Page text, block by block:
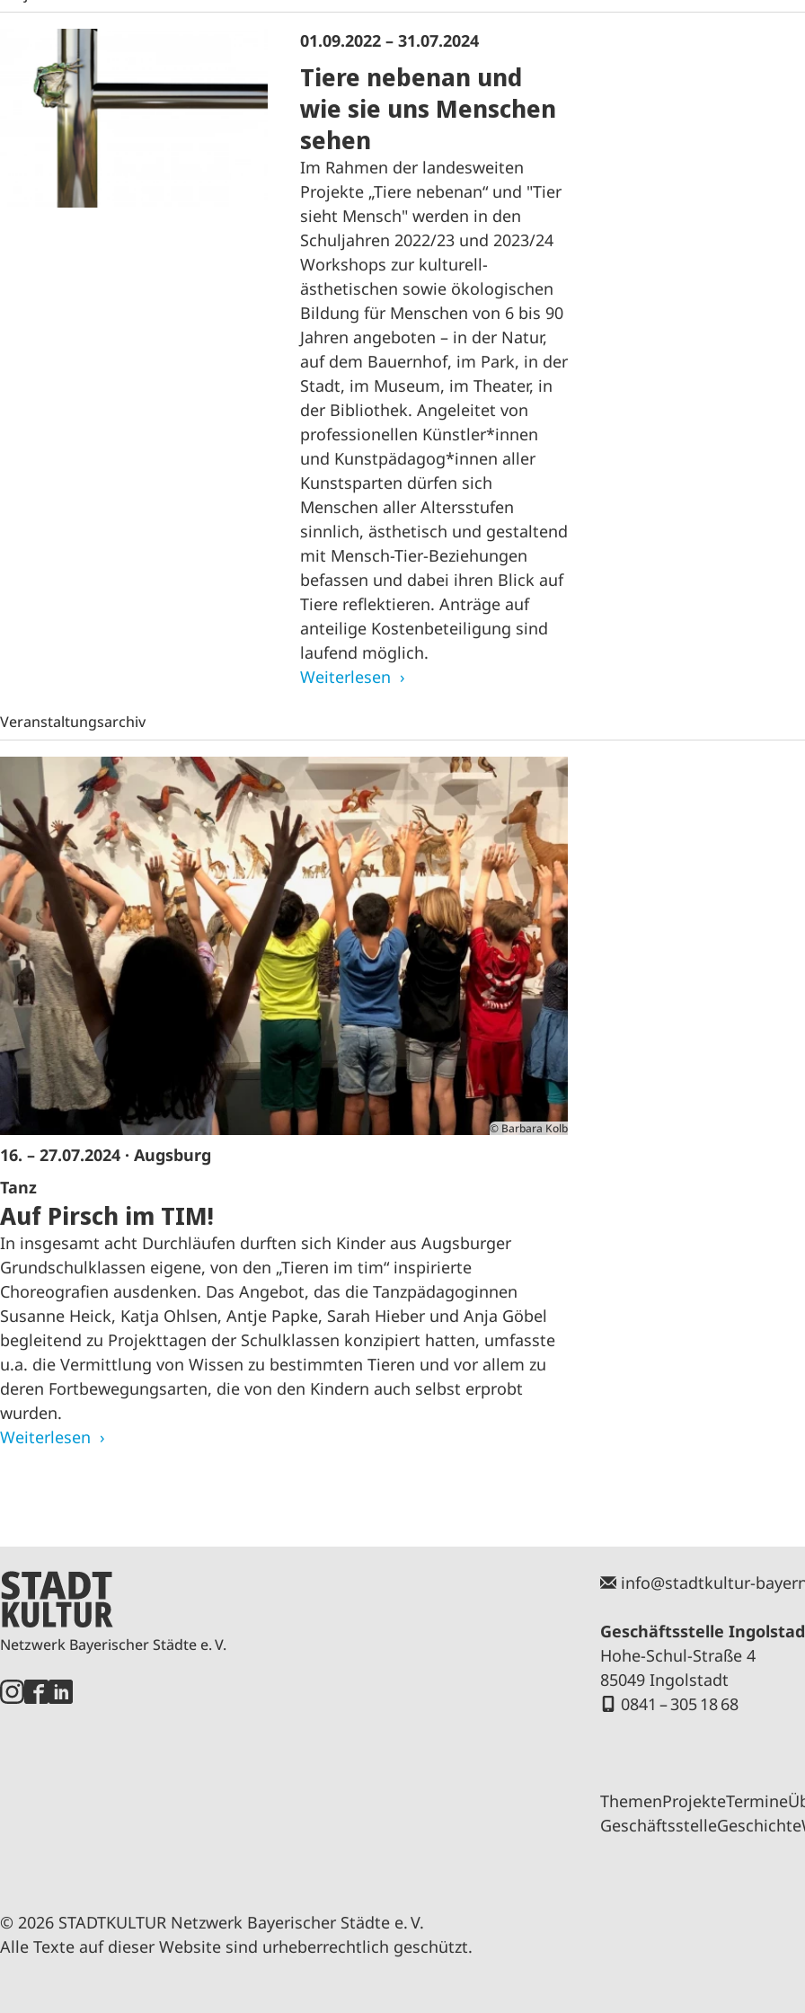
01.09.2022 – 31.07.2024
Tiere nebenan und
wie sie uns Menschen
sehen
Im Rahmen der landesweiten
Projekte „Tiere nebenan“ und "Tier
sieht Mensch" werden in den
Schuljahren 2022/23 und 2023/24
Workshops zur kulturell-
ästhetischen sowie ökologischen
Bildung für Menschen von 6 bis 90
Jahren angeboten – in der Natur,
auf dem Bauernhof, im Park, in der
Stadt, im Museum, im Theater, in
der Bibliothek. Angeleitet von
professionellen Künstler*innen
und Kunstpädagog*innen aller
Kunstsparten dürfen sich
Menschen aller Altersstufen
sinnlich, ästhetisch und gestaltend
mit Mensch-Tier-Beziehungen
befassen und dabei ihren Blick auf
Tiere reflektieren. Anträge auf
anteilige Kostenbeteiligung sind
laufend möglich.
Weiterlesen
Veranstaltungsarchiv
© Barbara Kolb
16. – 27.07.2024 · Augsburg
Tanz
Auf Pirsch im TIM!
In insgesamt acht Durchläufen durften sich Kinder aus Augsburger
Grundschulklassen eigene, von den „Tieren im tim“ inspirierte
Choreografien ausdenken. Das Angebot, das die Tanzpädagoginnen
Susanne Heick, Katja Ohlsen, Antje Papke, Sarah Hieber und Anja Göbel
begleitend zu Projekttagen der Schulklassen konzipiert hatten, umfasste
u.a. die Vermittlung von Wissen zu bestimmten Tieren und vor allem zu
deren Fortbewegungsarten, die von den Kindern auch selbst erprobt
wurden.
Weiterlesen
Netzwerk Bayerischer Städte e. V.
info@stadtkultur-
Geschäftsstelle
Hohe-Schul-Straße 4
85049 Ingolstadt
0841 – 305 18 68
ThemenProjekteTermine
GeschäftsstelleGeschichte
© 2026 STADTKULTUR Netzwerk Bayerischer Städte e. V.
Alle Texte auf dieser Website sind urheberrechtlich geschützt.